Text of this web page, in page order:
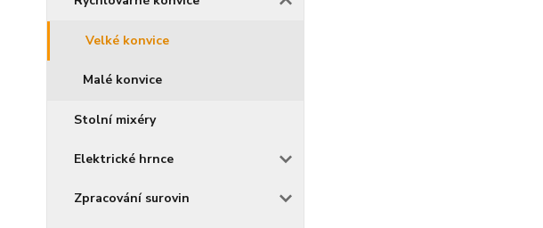
Velké konvice
Malé konvice
Stolní mixéry
Elektrické hrnce
Zpracování surovin